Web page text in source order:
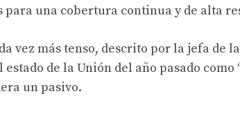
una cobertura continua y de alta
vez más tenso, descrito por la jefa de
de la Unión del año pasado como
un pasivo.